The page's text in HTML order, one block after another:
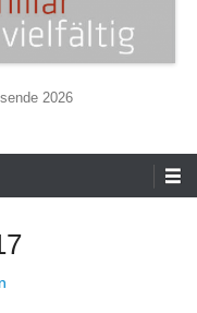
2026